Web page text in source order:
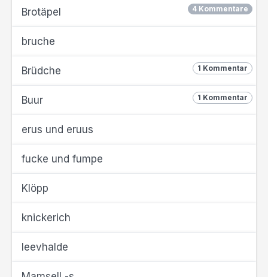
4 Kommentare
Brotäpel
bruche
1 Kommentar
Brüdche
1 Kommentar
Buur
erus und eruus
fucke und fumpe
Klöpp
knickerich
leevhalde